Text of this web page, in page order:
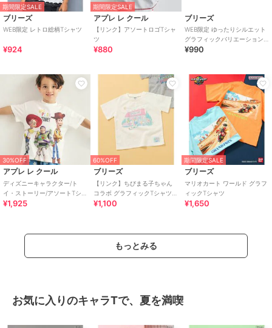
期間限定SALE
ブリーズ
WEB限定 レトロ総柄Tシャツ
¥924
期間限定SALE
アプレ レ クール
【リンク】アソートロゴTシャ
ツ
¥880
ブリーズ
WEB限定 ゆったりシルエット
グラフィックバリエーションT
シャツ
¥990
30%OFF
アプレ レ クール
ディズニーキャラクター/ト
イ・ストーリー/アソートTシャ
ツ
¥1,925
60%OFF
ブリーズ
【リンク】ちびまる子ちゃん
コラボ グラフィックTシャツ
(キッズサイズ)
¥1,100
期間限定SALE
ブリーズ
マリオカート ワールド グラフ
ィックTシャツ
¥1,650
もっとみる
お気に入りのキャラTで、夏を満喫